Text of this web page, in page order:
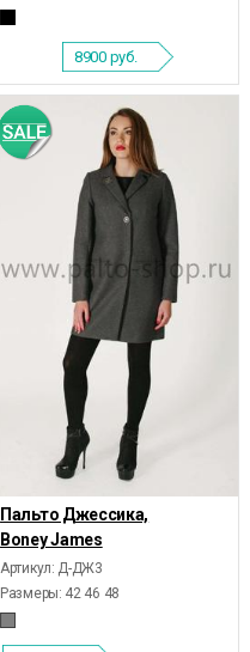
8900 руб.
Пальто Джессика,
Boney James
Артикул: Д-ДЖ3
Размеры: 42 46 48